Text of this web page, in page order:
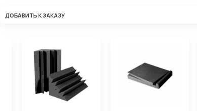
ДОБАВИТЬ К ЗАКАЗУ